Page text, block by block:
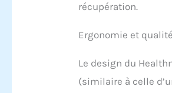
récupération.
Ergonomie et
Le design du
(similaire à celle